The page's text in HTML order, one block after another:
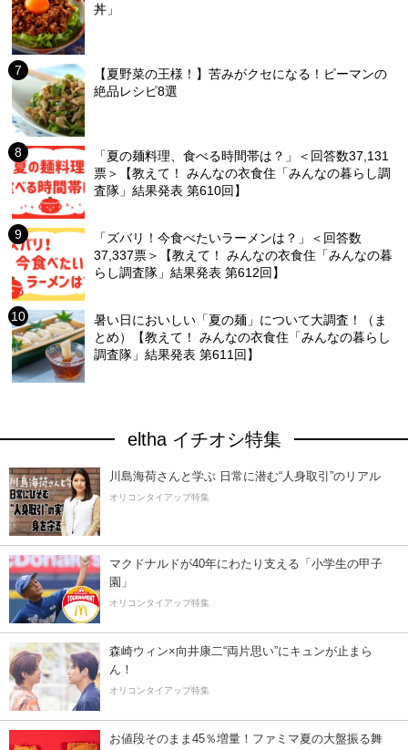
丼」
【夏野菜の王様！】苦みがクセになる！ピーマンの
絶品レシピ8選
「夏の麺料理、食べる時間帯は？」＜回答数37,131
票＞【教えて！ みんなの衣食住「みんなの暮らし調
査隊」結果発表 第610回】
「ズバリ！今食べたいラーメンは？」＜回答数
37,337票＞【教えて！ みんなの衣食住「みんなの暮
らし調査隊」結果発表 第612回】
暑い日においしい「夏の麺」について大調査！（ま
とめ）【教えて！ みんなの衣食住「みんなの暮らし
調査隊」結果発表 第611回】
eltha イチオシ特集
川島海荷さんと学ぶ 日常に潜む“人身取引”のリアル
オリコンタイアップ特集
マクドナルドが40年にわたり支える「小学生の甲子
園」
オリコンタイアップ特集
森崎ウィン×向井康二“両片思い”にキュンが止まら
ん！
オリコンタイアップ特集
お値段そのまま45％増量！ファミマ夏の大盤振る舞